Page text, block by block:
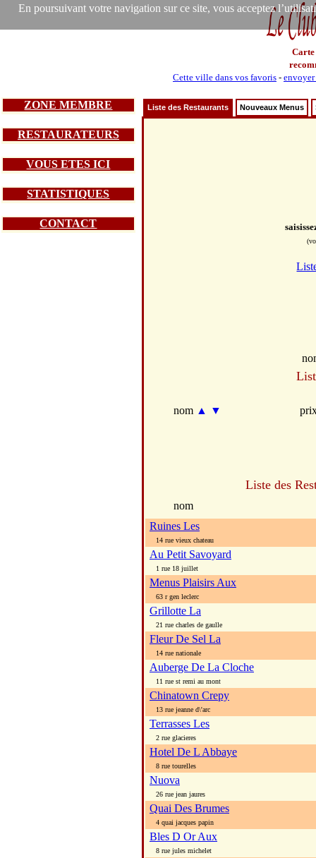
En poursuivant votre navigation sur ce site, vous acceptez
Carte
Cette ville dans vos favoris -
ZONE MEMBRE
RESTAURATEURS
VOUS ETES ICI
STATISTIQUES
CONTACT
Liste des Restaurants Nouveaux Menus
nom ▲ ▼
Liste des
nom
Ruines Les
14 rue vieux chateau
Au Petit Savoyard
1 rue 18 juillet
Menus Plaisirs Aux
63 r gen leclerc
Grillotte La
21 rue charles de gaulle
Fleur De Sel La
14 rue nationale
Auberge De La Cloche
11 rue st remi au mont
Chinatown Crepy
13 rue jeanne d\'arc
Terrasses Les
2 rue glacieres
Hotel De L Abbaye
8 rue tourelles
Nuova
26 rue jean jaures
Quai Des Brumes
4 quai jacques papin
Bles D Or Aux
8 rue jules michelet